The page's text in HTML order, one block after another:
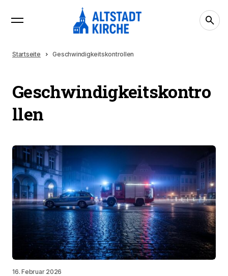
Startseite Geschwindigkeitskontrollen
Geschwindigkeitskontro
llen
16. Februar 2026